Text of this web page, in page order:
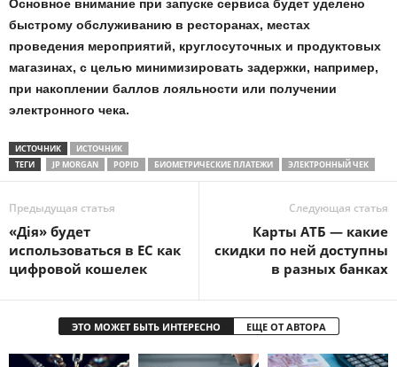
Основное внимание при запуске сервиса будет уделено
быстрому обслуживанию в ресторанах, местах
проведения мероприятий, круглосуточных и продуктовых
магазинах, с целью минимизировать задержки, например,
при накоплении баллов лояльности или получении
электронного чека.
ИСТОЧНИК
ИСТОЧНИК
ТЕГИ
JP MORGAN POPID БИОМЕТРИЧЕСКИЕ ПЛАТЕЖИ ЭЛЕКТРОННЫЙ ЧЕК
Предыдущая статья
«Дія» будет
использоваться в ЕС как
цифровой кошелек
Следующая статья
Карты АТБ — какие
скидки по ней доступны
в разных банках
ЭТО МОЖЕТ БЫТЬ ИНТЕРЕСНО ЕЩЕ ОТ АВТОРА